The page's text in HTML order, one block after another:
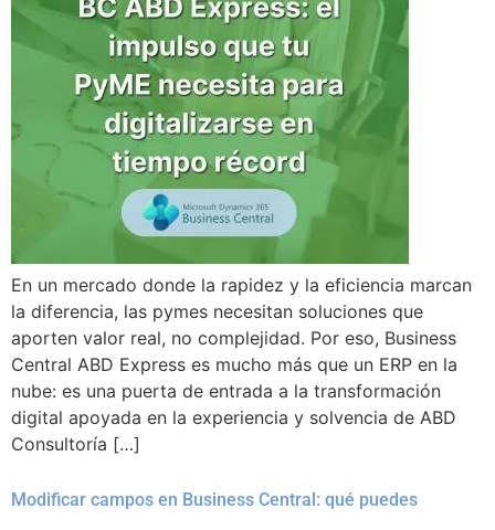
En un mercado donde la rapidez y la eficiencia marcan
la diferencia, las pymes necesitan soluciones que
aporten valor real, no complejidad. Por eso, Business
Central ABD Express es mucho más que un ERP en la
nube: es una puerta de entrada a la transformación
digital apoyada en la experiencia y solvencia de ABD
Consultoría […]
Modificar campos en Business Central: qué puedes